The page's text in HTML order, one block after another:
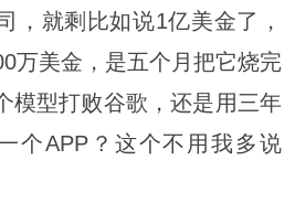
，就剩比如说1亿美金了，
万美金，是五个月把它烧完
模型打败谷歌，还是用三年
个APP？这个不用我多说